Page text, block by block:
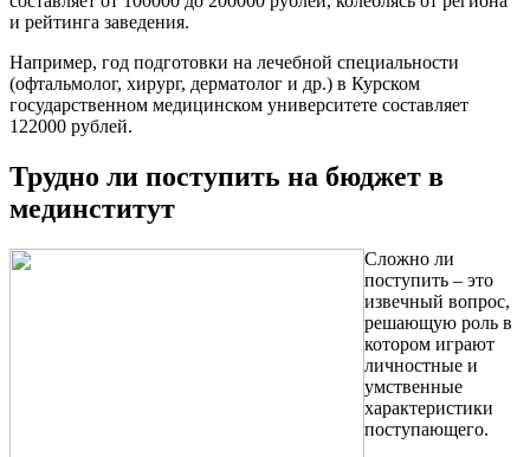
и рейтинга заведения.
Например, год подготовки на лечебной специальности
(офтальмолог, хирург, дерматолог и др.) в Курском
государственном медицинском университете составляет
122000 рублей.
Трудно ли поступить на бюджет в
мединститут
Сложно ли
поступить – это
извечный вопрос,
решающую роль в
котором играют
личностные и
умственные
характеристики
поступающего.